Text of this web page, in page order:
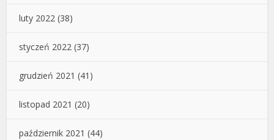
luty 2022 (38)
styczeń 2022 (37)
grudzień 2021 (41)
listopad 2021 (20)
październik 2021 (44)